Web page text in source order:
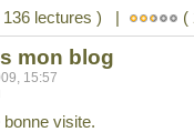
lectures ) | (
mon blog
15:57
visite.